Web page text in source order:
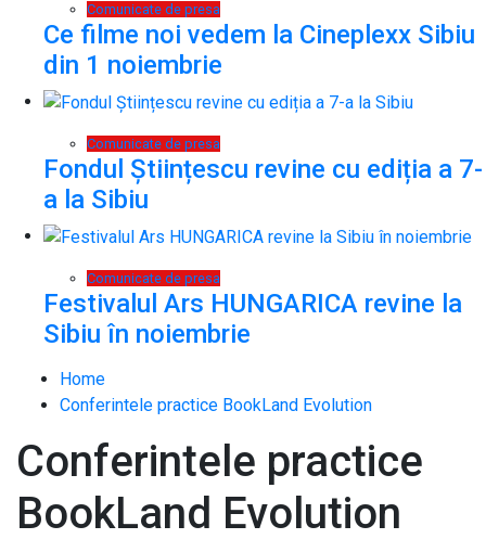
Comunicate de presa
Ce filme noi vedem la Cineplexx Sibiu
din 1 noiembrie
Comunicate de presa
Fondul Științescu revine cu ediția a 7-
a la Sibiu
Comunicate de presa
Festivalul Ars HUNGARICA revine la
Sibiu în noiembrie
Home
Conferintele practice BookLand Evolution
Conferintele practice
BookLand Evolution